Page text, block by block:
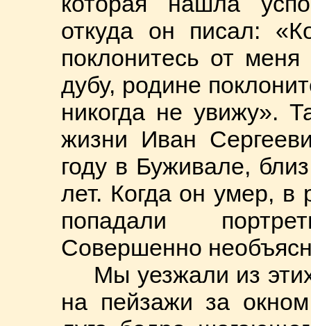
откуда он писал:
поклонитесь от
дубу, родине
никогда не увижу».
жизни Иван
году в Буживале,
лет. Когда он умер, в
попадали
Совершенно
Мы уезжали из
на пейзажи за